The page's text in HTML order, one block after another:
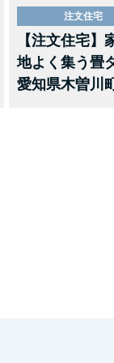
注文住宅
【注文住宅
地よく集う畳
愛知県木曽川